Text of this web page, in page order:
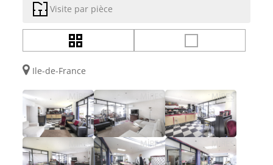
Visite par pièce
Ile-de-France